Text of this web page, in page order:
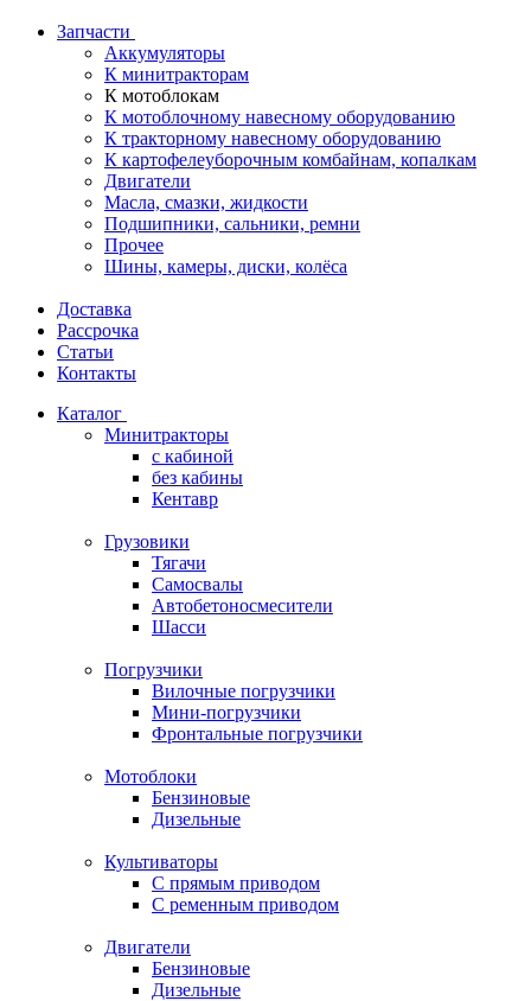
Запчасти
Аккумуляторы
К минитракторам
К мотоблокам
К мотоблочному навесному оборудованию
К тракторному навесному оборудованию
К картофелеуборочным комбайнам, копалкам
Двигатели
Масла, смазки, жидкости
Подшипники, сальники, ремни
Прочее
Шины, камеры, диски, колёса
Доставка
Рассрочка
Статьи
Контакты
Каталог
Минитракторы
c кабиной
без кабины
Кентавр
Грузовики
Тягачи
Самосвалы
Автобетоносмесители
Шасси
Погрузчики
Вилочные погрузчики
Мини-погрузчики
Фронтальные погрузчики
Мотоблоки
Бензиновые
Дизельные
Культиваторы
С прямым приводом
С ременным приводом
Двигатели
Бензиновые
Дизельные